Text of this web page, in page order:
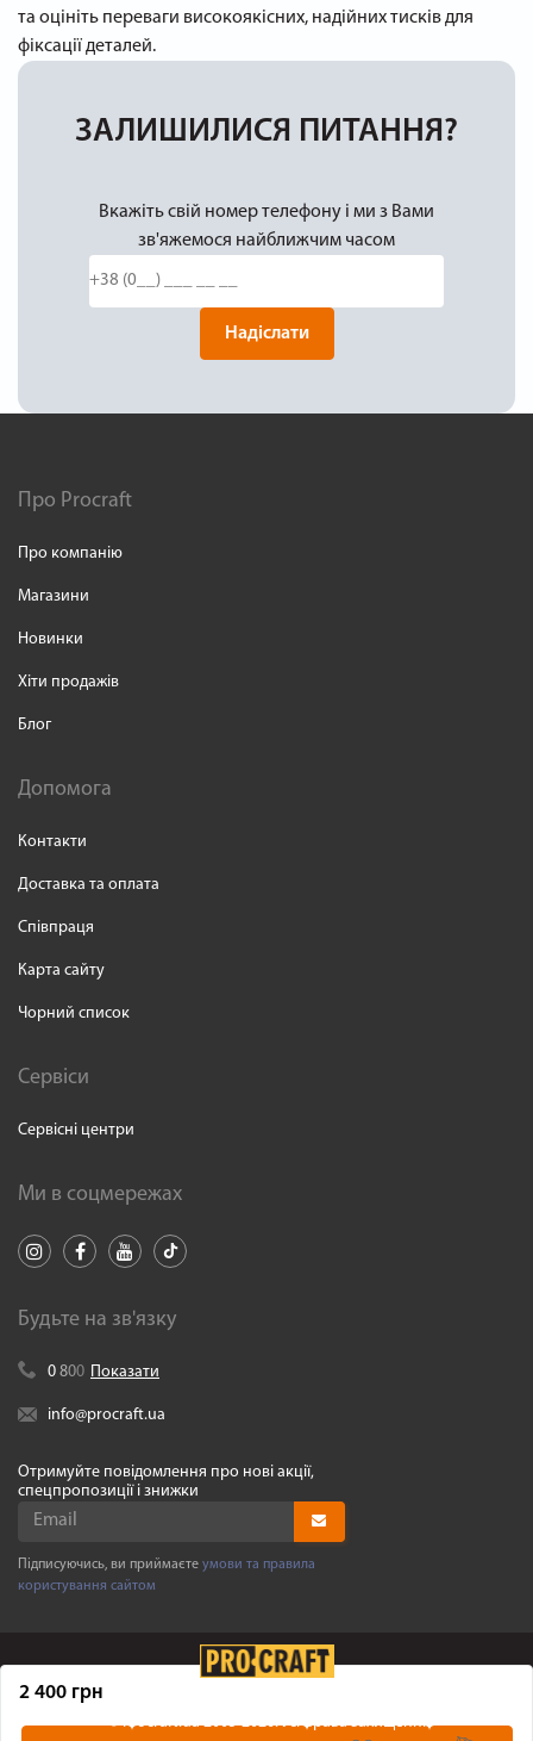
та оцініть переваги високоякісних, надійних тисків для
фіксації деталей.
ЗАЛИШИЛИСЯ ПИТАННЯ?
Вкажіть свій номер телефону і ми з Вами
зв'яжемося найближчим часом
Надіслати
2 400 грн
Про Procraft
Про компанію
Магазини
Новинки
Хіти продажів
Блог
Допомога
Контакти
Доставка та оплата
Співпраця
Карта сайту
Чорний список
Сервіси
Сервісні центри
Ми в соцмережах
Будьте на зв'язку
0 800 Показати
info@procraft.ua
Отримуйте повідомлення про нові акції,
спецпропозиції і знижки
Підписуючись, ви приймаєте умови та правила
користування сайтом
©Procraft.ua2005-2026. Усі права захищенні